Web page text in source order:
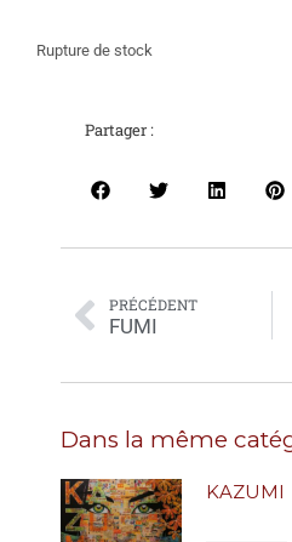
Rupture de stock
Partager :
PRÉCÉDENT
FUMI
Dans la même
KAZUMI